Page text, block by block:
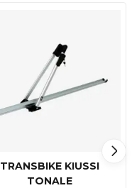
TRANSBIKE KIUSSI
TONALE